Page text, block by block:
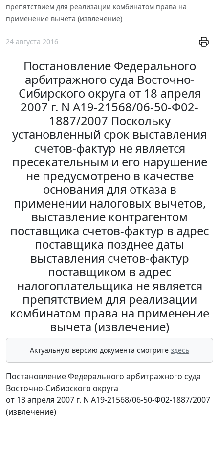
препятствием для реализации комбинатом права на
применение вычета (извлечение)
24 августа 2016
Постановление Федерального
арбитражного суда Восточно-
Сибирского округа от 18 апреля
2007 г. N А19-21568/06-50-Ф02-
1887/2007 Поскольку
установленный срок выставления
счетов-фактур не является
пресекательным и его нарушение
не предусмотрено в качестве
основания для отказа в
применении налоговых вычетов,
выставление контрагентом
поставщика счетов-фактур в адрес
поставщика позднее даты
выставления счетов-фактур
поставщиком в адрес
налогоплательщика не является
препятствием для реализации
комбинатом права на применение
вычета (извлечение)
Актуальную версию документа смотрите здесь
Постановление Федерального арбитражного суда
Восточно-Сибирского округа
от 18 апреля 2007 г. N А19-21568/06-50-Ф02-1887/2007
(извлечение)